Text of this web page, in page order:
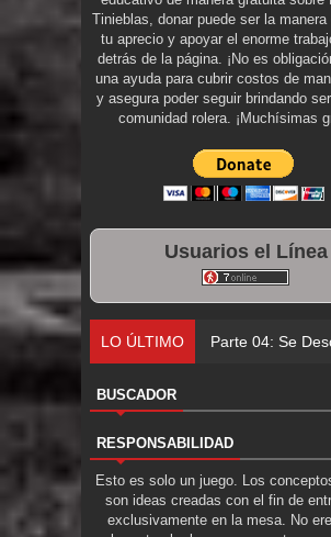
Tinieblas, donar puede ser la
tu aprecio y apoyar el enorme
detrás de la página. ¡No es
una ayuda para cubrir costos de
y asegura poder seguir brindando
comunidad rolera. ¡Muchísimas
Usuarios el Línea
LO ÚLTIMO Parte 04: Se
BUSCADOR
RESPONSABILIDAD
Esto es solo un juego. Los
son ideas creadas con el fin de
exclusivamente en la mesa. No